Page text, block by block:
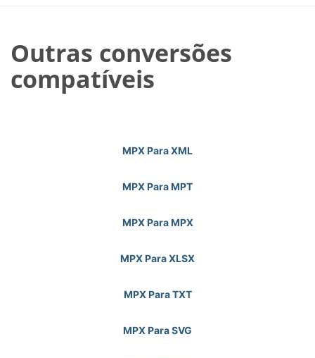
Outras conversões
compatíveis
MPX Para XML
MPX Para MPT
MPX Para MPX
MPX Para XLSX
MPX Para TXT
MPX Para SVG